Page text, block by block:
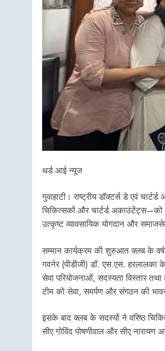
थर्ड आई न्यूज
गुवाहाटी। राष्ट्रीय डॉक्टर्स डे एवं
चिकित्सकों और चार्टर्ड अकाउंटेंट्स—को
उत्कृष्ट व्यावसायिक योगदान और
सम्मान कार्यक्रम की शुरुआत क्लब के वर्ष
गवर्नर (पीडीजी) डॉ. एस.एस.
सेवा परियोजनाओं, सदस्यता विस्तार
टीम को सेवा, समर्पण और संगठन की
इसके बाद क्लब के सदस्यों ने वरिष्ठ
सीए गोविंद पोषणीवाल और सीए नारायण